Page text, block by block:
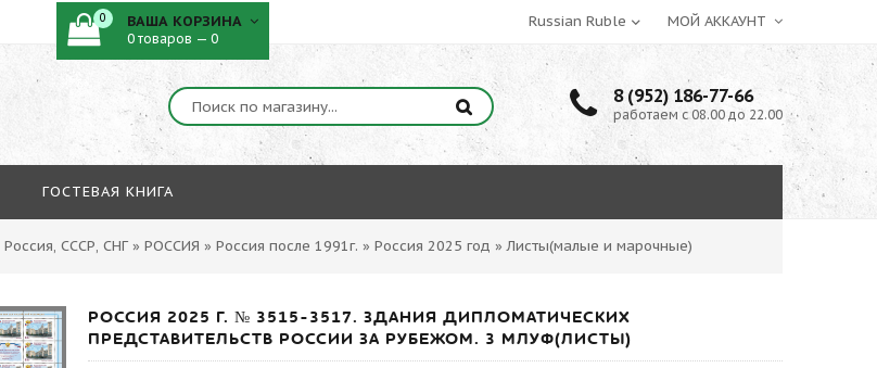
МОЙ АККАУНТ
8 (952) 186-77-66
работаем с 08.00 до 22.00
0 ВАША КОРЗИНА
0 товаров — 0
ГОСТЕВАЯ КНИГА
Россия, СССР, СНГ » РОССИЯ » Россия после 1991г. » Россия 2025 год » Листы(малые и марочные)
РОССИЯ 2025 Г. № 3515-3517. ЗДАНИЯ ДИПЛОМАТИЧЕСКИХ
ПРЕДСТАВИТЕЛЬСТВ РОССИИ ЗА РУБЕЖОМ. 3 МЛУФ(ЛИСТЫ)